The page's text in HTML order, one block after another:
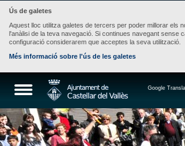
Ús de galetes
Aquest lloc utilitza galetes de tercers per poder millorar els
l'anàlisi de la teva navegació. Si continues navegant sense
configuració considerarem que acceptes la seva utilització.
Més informació sobre l'ús de les galetes
Google